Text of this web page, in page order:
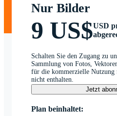
Nur Bilder
9 US$USD
Schalten Sie den Zugang zu
Sammlung von Fotos,
für die kommerzielle Nutzung
nicht enthalten.
Jetzt
Plan beinhaltet: